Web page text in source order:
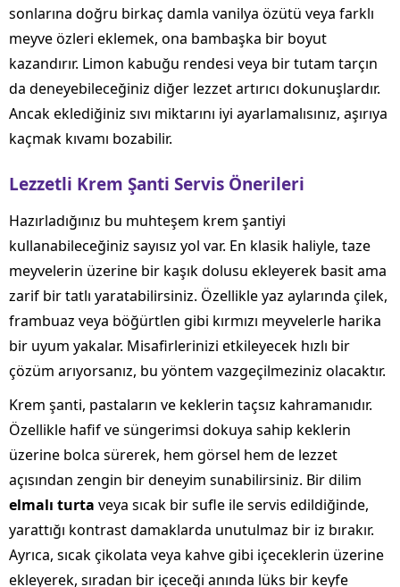
sonlarına doğru birkaç damla vanilya özütü veya farklı
meyve özleri eklemek, ona bambaşka bir boyut
kazandırır. Limon kabuğu rendesi veya bir tutam tarçın
da deneyebileceğiniz diğer lezzet artırıcı dokunuşlardır.
Ancak eklediğiniz sıvı miktarını iyi ayarlamalısınız, aşırıya
kaçmak kıvamı bozabilir.
Lezzetli Krem Şanti Servis Önerileri
Hazırladığınız bu muhteşem krem şantiyi
kullanabileceğiniz sayısız yol var. En klasik haliyle, taze
meyvelerin üzerine bir kaşık dolusu ekleyerek basit ama
zarif bir tatlı yaratabilirsiniz. Özellikle yaz aylarında çilek,
frambuaz veya böğürtlen gibi kırmızı meyvelerle harika
bir uyum yakalar. Misafirlerinizi etkileyecek hızlı bir
çözüm arıyorsanız, bu yöntem vazgeçilmeziniz olacaktır.
Krem şanti, pastaların ve keklerin taçsız kahramanıdır.
Özellikle hafif ve süngerimsi dokuya sahip keklerin
üzerine bolca sürerek, hem görsel hem de lezzet
açısından zengin bir deneyim sunabilirsiniz. Bir dilim
elmalı turta veya sıcak bir sufle ile servis edildiğinde,
yarattığı kontrast damaklarda unutulmaz bir iz bırakır.
Ayrıca, sıcak çikolata veya kahve gibi içeceklerin üzerine
ekleyerek, sıradan bir içeceği anında lüks bir keyfe